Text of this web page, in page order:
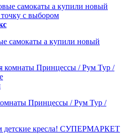
самокаты а купили новый
Принцессы / Рум Тур /